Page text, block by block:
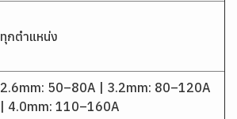
ทุกตำแหน่ง
2.6mm: 50–80A | 3.2mm: 80–120A
| 4.0mm: 110–160A